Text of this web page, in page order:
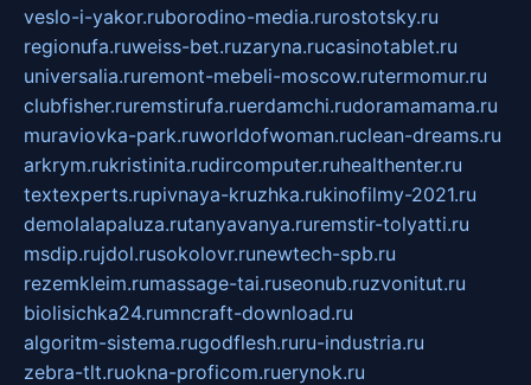
veslo-i-yakor.ruborodino-media.rurostotsky.ru
regionufa.ruweiss-bet.ruzaryna.rucasinotablet.ru
universalia.ruremont-mebeli-moscow.rutermomur.ru
clubfisher.ruremstirufa.ruerdamchi.rudoramamama.ru
muraviovka-park.ruworldofwoman.ruclean-dreams.ru
arkrym.rukristinita.rudircomputer.ruhealthenter.ru
textexperts.rupivnaya-kruzhka.rukinofilmy-2021.ru
demolalapaluza.rutanyavanya.ruremstir-tolyatti.ru
msdip.rujdol.rusokolovr.runewtech-spb.ru
rezemkleim.rumassage-tai.ruseonub.ruzvonitut.ru
biolisichka24.rumncraft-download.ru
algoritm-sistema.rugodflesh.ruru-industria.ru
zebra-tlt.ruokna-proficom.ruerynok.ru